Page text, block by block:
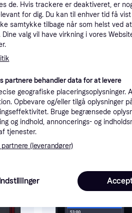
Velvet
Garmin Edge 1050
Cykelcomputer, Farveskærm,
Touchskærm
4.478 kr.
50+
de. Hvis trackere er deaktiveret, er
for dig. Du kan til enhver tid få
samtykke tilbage når som helst ved
Dine valg vil have virkning i vores
partnere behandler data for at levere
geografiske placeringsoplysninger.
Opbevare og/eller tilgå oplysninger
Bruge begrænsede
og indhold, annoncerings- og
tjenester.
(leverandører)